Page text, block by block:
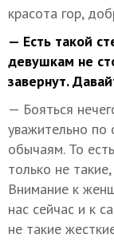
красота гор,
— Есть такой
девушкам не
завернут.
— Бояться
уважительно
обычаям. То
только не
Внимание к
нас сейчас и к
не такие